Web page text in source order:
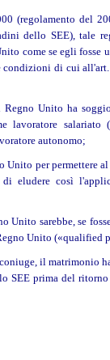
(regolamento del
dello SEE), tale
come se egli fosse
condizioni di cui
Unito ha
lavoratore salariato
autonomo;
per permettere
eludere così
Unito sarebbe, se
Unito («qualified
il matrimonio
SEE prima del